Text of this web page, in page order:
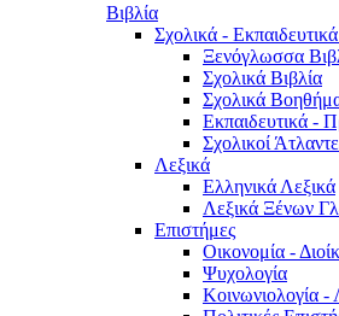
Βιβλία
Σχολικά -
Ξενόγλωσσα
Σχολικά Βιβλία
Σχολικά
Εκπαιδευτικά -
Σχολικοί
Λεξικά
Ελληνικά Λεξικά
Λεξικά Ξένων
Επιστήμες
Οικονομία -
Ψυχολογία
Κοινωνιολογία -